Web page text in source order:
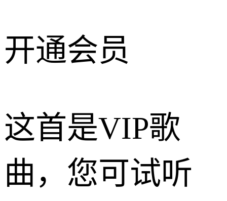
开通会员
这首是VIP歌
曲，您可试听